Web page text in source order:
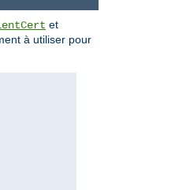
et
à utiliser pour